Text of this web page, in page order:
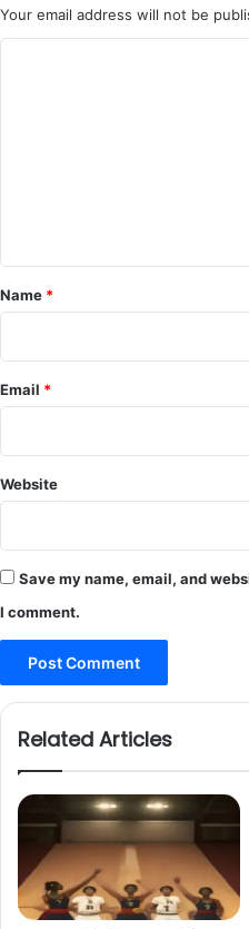
Your email address will not be
*
Name *
Email *
Website
Save my name, email, and
I comment.
Related Articles